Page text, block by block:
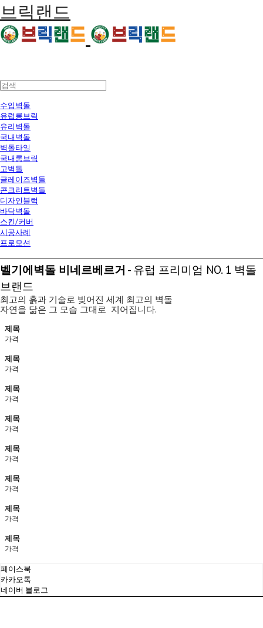
브릭랜드
수입벽돌
유럽롱브릭
유리벽돌
국내벽돌
벽돌타일
국내롱브릭
고벽돌
글레이즈벽돌
콘크리트벽돌
디자인블럭
바닥벽돌
스킨/커버
시공사례
프로모션
벨기에벽돌 비네르베르거 - 유럽 프리미엄 NO. 1 벽돌
브랜드
최고의 흙과 기술로 빚어진 세계 최고의 벽돌
자연을 닮은 그 모습 그대로 지어집니다.
제목
가격
제목
가격
제목
가격
제목
가격
제목
가격
제목
가격
제목
가격
제목
가격
페이스북
카카오톡
네이버 블로그